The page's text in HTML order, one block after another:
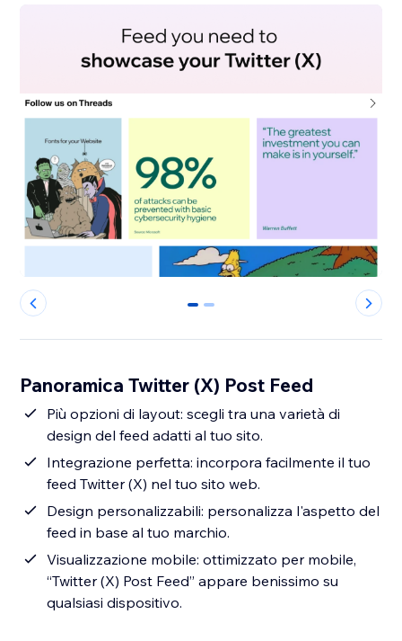
0 1
Panoramica Twitter (X) Post Feed
Più opzioni di layout: scegli tra una varietà di
design del feed adatti al tuo sito.
Integrazione perfetta: incorpora facilmente il tuo
feed Twitter (X) nel tuo sito web.
Design personalizzabili: personalizza l'aspetto del
feed in base al tuo marchio.
Visualizzazione mobile: ottimizzato per mobile,
“Twitter (X) Post Feed” appare benissimo su
qualsiasi dispositivo.